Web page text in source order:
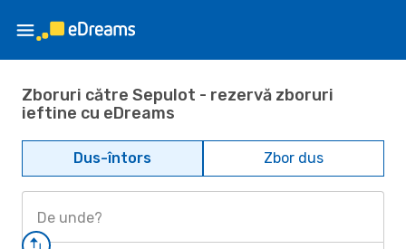
Zboruri către Sepulot - rezervă zboruri
ieftine cu eDreams
Dus-întors Zbor dus
De unde?